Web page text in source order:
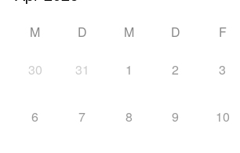
M D M D F
30 31 1 2 3
6 7 8 9 10